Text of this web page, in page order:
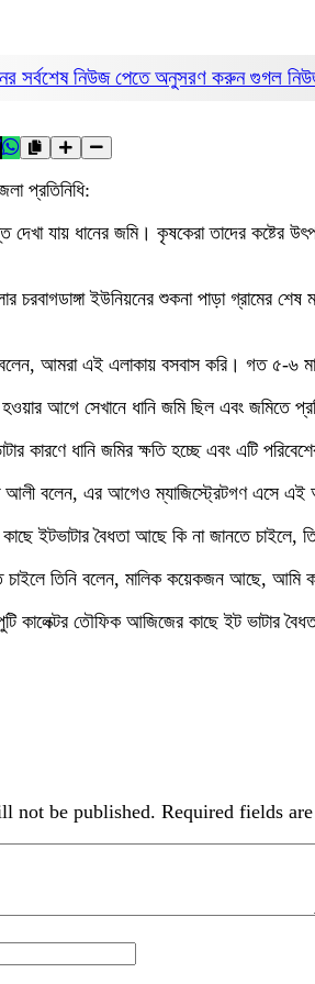
সর্বশেষ নিউজ পেতে অনুসরণ করুনগুগল
প্রতিনিধি:
যায় ধানের জমি। কৃষকেরা তাদের কষ্টের
চরবাগডাঙ্গা ইউনিয়নের শুকনা পাড়া গ্রামের
বলেন, আমরা এই এলাকায় বসবাস করি। গত ৫-৬
আগে সেখানে ধানি জমি ছিল এবং জমিতে
কারণে ধানি জমির ক্ষতি হচ্ছে এবং এটি
আলী বলেন, এর আগেও ম্যাজিস্ট্রেটগণ এসে এই
ইটভাটার বৈধতা আছে কি না জানতে চাইলে,
চাইলে তিনি বলেন, মালিক কয়েকজন আছে, আমি
কালেক্টর তৌফিক আজিজের কাছে ইট ভাটার
not be published. Required fields